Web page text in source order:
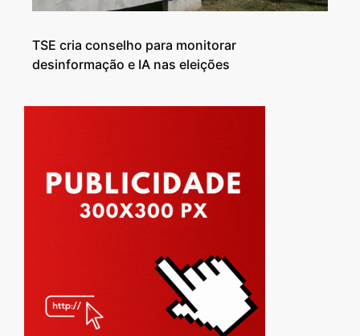
TSE cria conselho para monitorar
desinformação e IA nas eleições